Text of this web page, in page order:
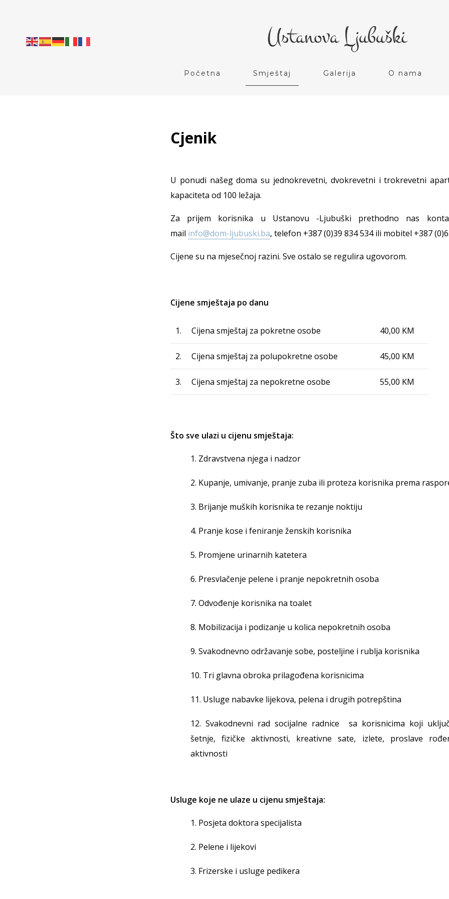
Početna Smještaj Galerija O nama
Cjenik
U ponudi našeg doma su jednokrevetni, dvokrevetni i trokrevetni
kapaciteta od 100 ležaja.
Za prijem korisnika u Ustanovu -Ljubuški prethodno nas
mail info@dom-ljubuski.ba, telefon +387 (0)39 834 534 ili mobitel +387
Cijene su na mjesečnoj razini. Sve ostalo se regulira ugovorom.
Cijene smještaja po danu
1. Cijena smještaj za pokretne osobe 40,00 KM
2. Cijena smještaj za polupokretne osobe 45,00 KM
3. Cijena smještaj za nepokretne osobe 55,00 KM
Što sve ulazi u cijenu smještaja:
1. Zdravstvena njega i nadzor
2. Kupanje, umivanje, pranje zuba ili proteza korisnika prema
3. Brijanje muških korisnika te rezanje noktiju
4. Pranje kose i feniranje ženskih korisnika
5. Promjene urinarnih katetera
6. Presvlačenje pelene i pranje nepokretnih osoba
7. Odvođenje korisnika na toalet
8. Mobilizacija i podizanje u kolica nepokretnih osoba
9. Svakodnevno održavanje sobe, posteljine i rublja korisnika
10. Tri glavna obroka prilagođena korisnicima
11. Usluge nabavke lijekova, pelena i drugih potrepština
12. Svakodnevni rad socijalne radnice sa korisnicima koji
šetnje, fizičke aktivnosti, kreativne sate, izlete, proslave
aktivnosti
Usluge koje ne ulaze u cijenu smještaja:
1. Posjeta doktora specijalista
2. Pelene i lijekovi
3. Frizerske i usluge pedikera